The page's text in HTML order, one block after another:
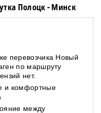
Полоцк - Минск
перевозчика Новый
по маршруту
нет.
и комфортные
между